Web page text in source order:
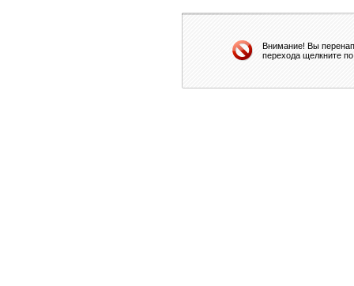
Внимание! Вы
перехода щелкните